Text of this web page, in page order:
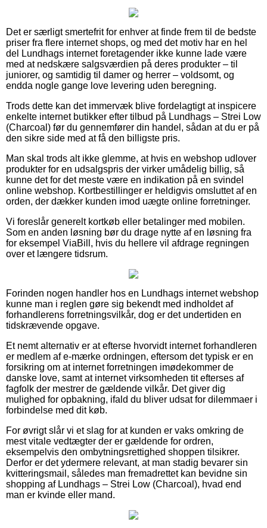
Det er særligt smertefrit for enhver at finde frem til de bedste
priser fra flere internet shops, og med det motiv har en hel
del Lundhags internet foretagender ikke kunne lade være
med at nedskære salgsværdien på deres produkter – til
juniorer, og samtidig til damer og herrer – voldsomt, og
endda nogle gange love levering uden beregning.
Trods dette kan det immervæk blive fordelagtigt at inspicere
enkelte internet butikker efter tilbud på Lundhags – Strei Low
(Charcoal) før du gennemfører din handel, sådan at du er på
den sikre side med at få den billigste pris.
Man skal trods alt ikke glemme, at hvis en webshop udlover
produkter for en udsalgspris der virker umådelig billig, så
kunne det for det meste være en indikation på en svindel
online webshop. Kortbestillinger er heldigvis omsluttet af en
orden, der dækker kunden imod uægte online forretninger.
Vi foreslår generelt kortkøb eller betalinger med mobilen.
Som en anden løsning bør du drage nytte af en løsning fra
for eksempel ViaBill, hvis du hellere vil afdrage regningen
over et længere tidsrum.
Forinden nogen handler hos en Lundhags internet webshop
kunne man i reglen gøre sig bekendt med indholdet af
forhandlerens forretningsvilkår, dog er det undertiden en
tidskrævende opgave.
Et nemt alternativ er at efterse hvorvidt internet forhandleren
er medlem af e-mærke ordningen, eftersom det typisk er en
forsikring om at internet forretningen imødekommer de
danske love, samt at internet virksomheden tit efterses af
fagfolk der mestrer de gældende vilkår. Det giver dig
mulighed for opbakning, ifald du bliver udsat for dilemmaer i
forbindelse med dit køb.
For øvrigt slår vi et slag for at kunden er vaks omkring de
mest vitale vedtægter der er gældende for ordren,
eksempelvis den ombytningsrettighed shoppen tilsikrer.
Derfor er det ydermere relevant, at man stadig bevarer sin
kvitteringsmail, således man fremadrettet kan bevidne sin
shopping af Lundhags – Strei Low (Charcoal), hvad end
man er kvinde eller mand.